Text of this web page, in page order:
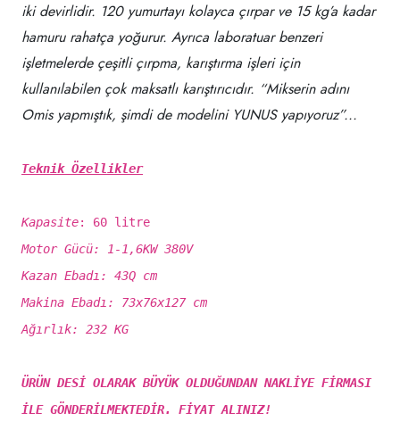
iki devirlidir. 120 yumurtayı kolayca çırpar ve 15 kg’a kadar
hamuru rahatça yoğurur. Ayrıca laboratuar benzeri
işletmelerde çeşitli çırpma, karıştırma işleri için
kullanılabilen çok maksatlı karıştırıcıdır. “Mikserin adını
Omis yapmıştık, şimdi de modelini YUNUS yapıyoruz”...
Teknik Özellikler
Kapasite: 60 litre
Motor Gücü: 1-1,6KW 380V
Kazan Ebadı: 43Q cm
Makina Ebadı: 73x76x127 cm
Ağırlık: 232 KG
ÜRÜN DESİ OLARAK BÜYÜK OLDUĞUNDAN NAKLİYE FİRMASI
İLE GÖNDERİLMEKTEDİR. FİYAT ALINIZ!